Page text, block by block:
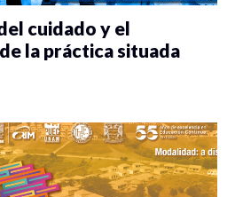
cuidado y el
la práctica situada